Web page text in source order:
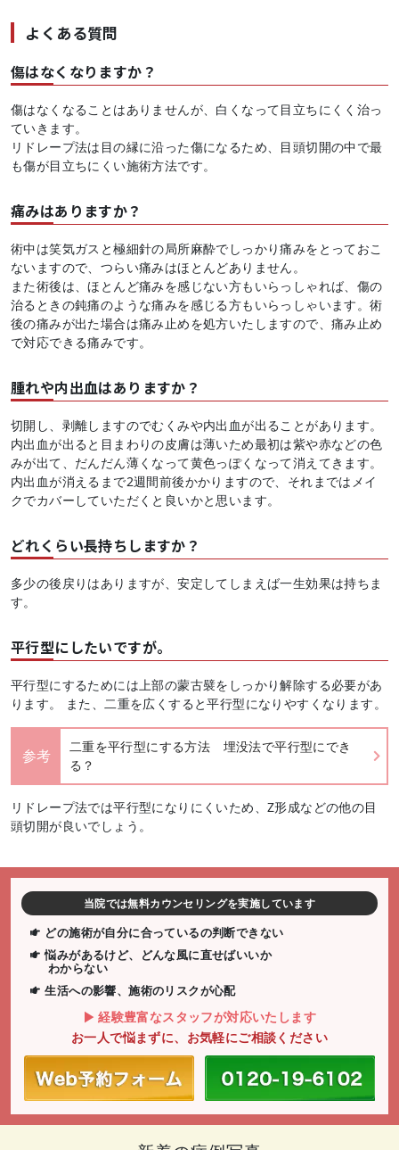
よくある質問
傷はなくなりますか？
傷はなくなることはありませんが、白くなって目立ちにくく治っ
ていきます。
リドレープ法は目の縁に沿った傷になるため、目頭切開の中で最
も傷が目立ちにくい施術方法です。
痛みはありますか？
術中は笑気ガスと極細針の局所麻酔でしっかり痛みをとっておこ
ないますので、つらい痛みはほとんどありません。
また術後は、ほとんど痛みを感じない方もいらっしゃれば、傷の
治るときの鈍痛のような痛みを感じる方もいらっしゃいます。術
後の痛みが出た場合は痛み止めを処方いたしますので、痛み止め
で対応できる痛みです。
腫れや内出血はありますか？
切開し、剥離しますのでむくみや内出血が出ることがあります。
内出血が出ると目まわりの皮膚は薄いため最初は紫や赤などの色
みが出て、だんだん薄くなって黄色っぽくなって消えてきます。
内出血が消えるまで2週間前後かかりますので、それまではメイ
クでカバーしていただくと良いかと思います。
どれくらい長持ちしますか？
多少の後戻りはありますが、安定してしまえば一生効果は持ちま
す。
平行型にしたいですが。
平行型にするためには上部の蒙古襞をしっかり解除する必要があ
ります。 また、二重を広くすると平行型になりやすくなります。
参考
二重を平行型にする方法 埋没法で平行型にでき
る？
リドレープ法では平行型になりにくいため、Z形成などの他の目
頭切開が良いでしょう。
当院では無料カウンセリングを実施しています
どの施術が自分に合っているの判断できない
悩みがあるけど、どんな風に直せばいいか
わからない
生活への影響、施術のリスクが心配
経験豊富なスタッフが対応いたします
お一人で悩まずに、お気軽にご相談ください